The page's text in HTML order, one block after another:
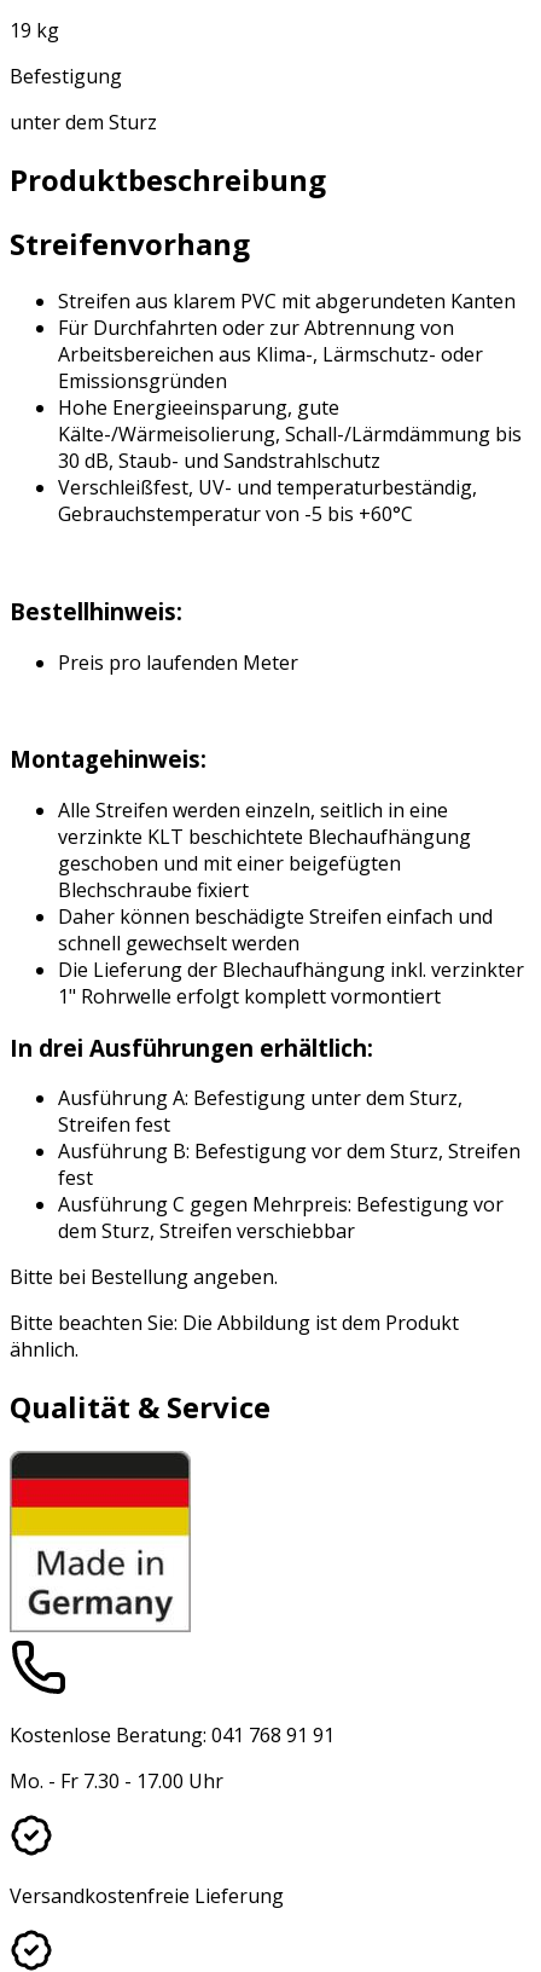
19 kg
Befestigung
unter dem Sturz
Produktbeschreibung
Streifenvorhang
Streifen aus klarem PVC mit abgerundeten Kanten
Für Durchfahrten oder zur Abtrennung von
Arbeitsbereichen aus Klima-, Lärmschutz- oder
Emissionsgründen
Hohe Energieeinsparung, gute
Kälte-/Wärmeisolierung, Schall-/Lärmdämmung bis
30 dB, Staub- und Sandstrahlschutz
Verschleißfest, UV- und temperaturbeständig,
Gebrauchstemperatur von -5 bis +60°C
Bestellhinweis:
Preis pro laufenden Meter
Montagehinweis:
Alle Streifen werden einzeln, seitlich in eine
verzinkte KLT beschichtete Blechaufhängung
geschoben und mit einer beigefügten
Blechschraube fixiert
Daher können beschädigte Streifen einfach und
schnell gewechselt werden
Die Lieferung der Blechaufhängung inkl. verzinkter
1" Rohrwelle erfolgt komplett vormontiert
In drei Ausführungen erhältlich:
Ausführung A: Befestigung unter dem Sturz,
Streifen fest
Ausführung B: Befestigung vor dem Sturz, Streifen
fest
Ausführung C gegen Mehrpreis: Befestigung vor
dem Sturz, Streifen verschiebbar
Bitte bei Bestellung angeben.
Bitte beachten Sie: Die Abbildung ist dem Produkt
ähnlich.
Qualität & Service
Kostenlose Beratung: 041 768 91 91
Mo. - Fr 7.30 - 17.00 Uhr
Versandkostenfreie Lieferung